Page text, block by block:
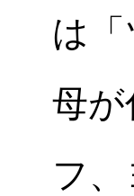
は
母
フ